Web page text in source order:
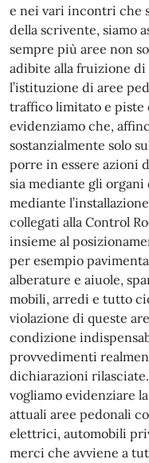
e nei vari incontri che
della scrivente, siamo
sempre più aree non
adibite alla fruizione
l’istituzione di aree
traffico limitato e piste
evidenziamo che,
sostanzialmente solo
porre in essere azioni
sia mediante gli
mediante
collegati alla Control
insieme al
per esempio
alberature e aiuole,
mobili, arredi e tutto
violazione di queste
condizione
provvedimenti
dichiarazioni
vogliamo evidenziare
attuali aree pedonali
elettrici, automobili
merci che avviene a